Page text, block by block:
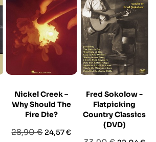
Nickel Creek –
Why Should The
Fire Die?
Prezzo
28,90 € Prezzo
24,57 €
Fred Sokolow -
Flatpicking
Country Classics
(DVD)